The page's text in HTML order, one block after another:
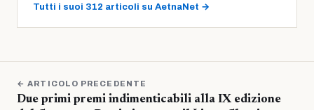
Tutti i suoi 312 articoli su AetnaNet →
← ARTICOLO PRECEDENTE
Due primi premi indimenticabili alla IX edizione